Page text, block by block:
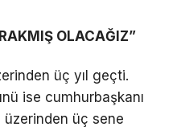
OLACAĞIZ”
üç yıl geçti.
ise cumhurbaşkanı
üç sene